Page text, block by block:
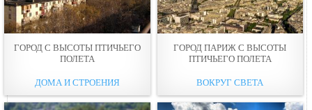
ГОРОД С ВЫСОТЫ ПТИЧЬЕГО
ПОЛЕТА
ДОМА И СТРОЕНИЯ
ГОРОД ПАРИЖ С ВЫСОТЫ
ПТИЧЬЕГО ПОЛЕТА
ВОКРУГ СВЕТА